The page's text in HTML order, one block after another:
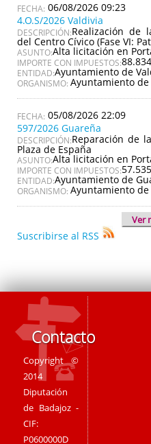
06/08/2026 09:23
4.O.S/2026 Valdivia
DESCRIPCIÓN:Realización de
del Centro Cívico (Fase VI:
ASUNTO:Alta licitación en
IMPORTE CON IMPUESTOS:
ENTIDAD:Ayuntamiento de
ORGANISMO: Ayuntamiento de
05/08/2026 22:09
597/2026 Guareña
DESCRIPCIÓN:Reparación de
Plaza de España
ASUNTO:Alta licitación en
IMPORTE CON IMPUESTOS:
ENTIDAD:Ayuntamiento de
ORGANISMO: Ayuntamiento de
Ver
Suscribirse al RSS
Contacto
Copyright ©
2014
Diputación
de Badajoz -
CIF:
P0600000D